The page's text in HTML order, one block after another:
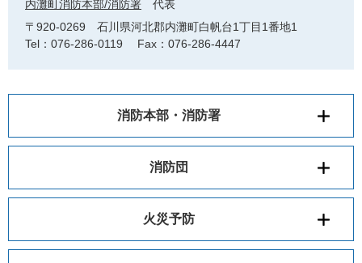
内灘町消防本部/消防署
代表
〒920-0269
石川県河北郡内灘町白帆台1丁目1番地1
Tel：076-286-0119
Fax：076-286-4447
消防本部・消防署
消防団
火災予防